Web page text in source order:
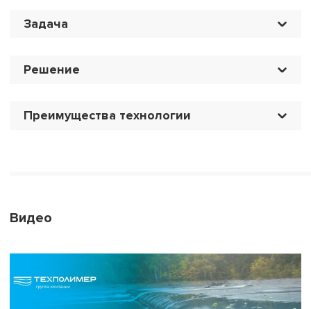
Задача
Решение
Преимущества технологии
Видео